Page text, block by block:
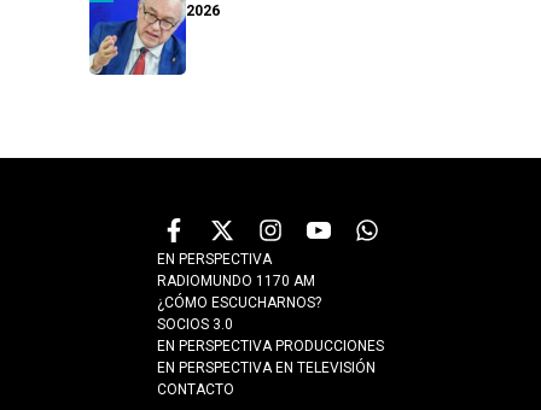
2026
EN PERSPECTIVA
RADIOMUNDO 1170 AM
¿CÓMO ESCUCHARNOS?
SOCIOS 3.0
EN PERSPECTIVA PRODUCCIONES
EN PERSPECTIVA EN TELEVISIÓN
CONTACTO